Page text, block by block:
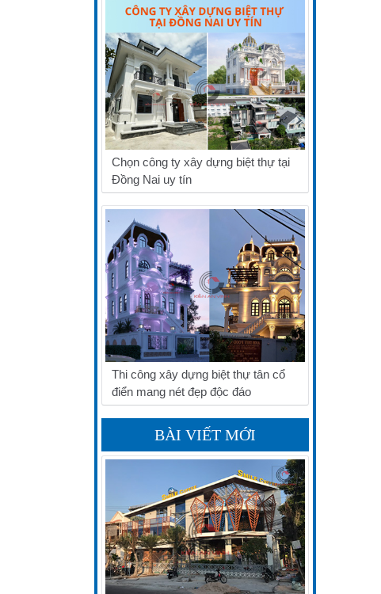
Chọn công ty xây dựng biệt thự tại
Đồng Nai uy tín
Thi công xây dựng biệt thự tân cổ
điển mang nét đẹp độc đáo
BÀI VIẾT MỚI